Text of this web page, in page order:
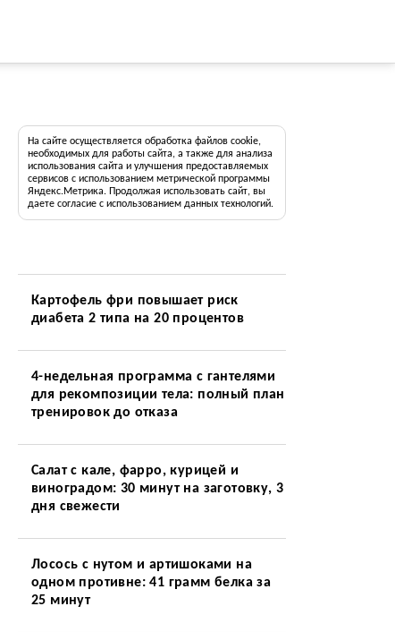
На сайте осуществляется обработка файлов cookie,
необходимых для работы сайта, а также для анализа
использования сайта и улучшения предоставляемых
сервисов с использованием метрической программы
Яндекс.Метрика. Продолжая использовать сайт, вы
даете согласие с использованием данных технологий.
Картофель фри повышает риск
диабета 2 типа на 20 процентов
4-недельная программа с гантелями
для рекомпозиции тела: полный план
тренировок до отказа
Салат с кале, фарро, курицей и
виноградом: 30 минут на заготовку, 3
дня свежести
Лосось с нутом и артишоками на
одном противне: 41 грамм белка за
25 минут